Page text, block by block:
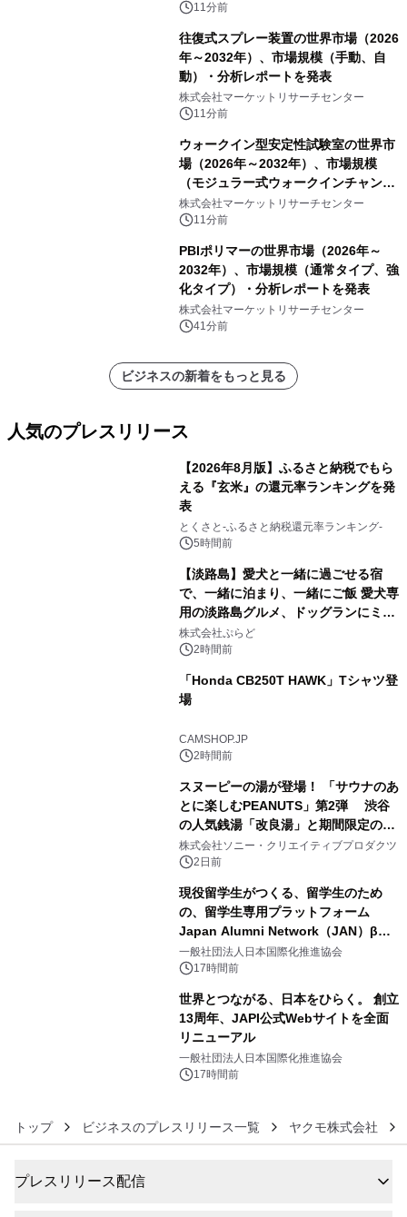
11分前
往復式スプレー装置の世界市場（2026
年～2032年）、市場規模（手動、自
動）・分析レポートを発表
株式会社マーケットリサーチセンター
11分前
ウォークイン型安定性試験室の世界市
場（2026年～2032年）、市場規模
（モジュラー式ウォークインチャンバ
ー、溶接式ウォークインチャンバ
ー）・分析レポートを発表
株式会社マーケットリサーチセンター
11分前
PBIポリマーの世界市場（2026年～
2032年）、市場規模（通常タイプ、強
化タイプ）・分析レポートを発表
株式会社マーケットリサーチセンター
41分前
ビジネスの新着をもっと見る
人気のプレスリリース
【2026年8月版】ふるさと納税でもら
える『玄米』の還元率ランキングを発
表
とくさと-ふるさと納税還元率ランキング-
5時間前
【淡路島】愛犬と一緒に過ごせる宿
で、一緒に泊まり、一緒にご飯 愛犬専
用の淡路島グルメ、ドッグランにミニ
プール グランピングとトレーラーハウ
スの2施設で
株式会社ぷらど
2時間前
「Honda CB250T HAWK」Tシャツ登
場
CAMSHOP.JP
2時間前
スヌーピーの湯が登場！ 「サウナのあ
とに楽しむPEANUTS」第2弾 渋谷
の人気銭湯「改良湯」と期間限定のコ
ラボレーション サウナイキタイコラ
ボグッズも発売決定！
株式会社ソニー・クリエイティブプロダクツ
2日前
現役留学生がつくる、留学生のため
の、留学生専用プラットフォーム
Japan Alumni Network（JAN）β版
をリリース
一般社団法人日本国際化推進協会
17時間前
世界とつながる、日本をひらく。 創立
13周年、JAPI公式Webサイトを全面
リニューアル
一般社団法人日本国際化推進協会
17時間前
トップ ビジネスのプレスリリース一覧 ヤクモ株式会社
プレスリリース配信